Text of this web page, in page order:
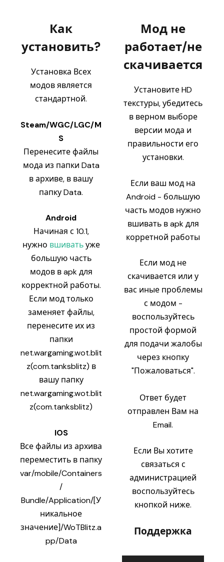
Как
установить?
Установка Всех
модов является
стандартной.
Steam/WGC/LGC/M
S
Перенесите файлы
мода из папки Data
в архиве, в вашу
папку Data.
Android
Начиная с 10.1,
нужно вшиватьуже
большую часть
модов в apk для
корректной работы.
Если мод только
заменяет файлы,
перенесите их из
папки
net.wargaming.wot.blit
z(com.tanksblitz) в
вашу папку
net.wargaming.wot.blit
z(com.tanksblitz)
IOS
Все файлы из архива
переместить в папку
var/mobile/Containers
/
Bundle/Application/[У
никальное
значение]/WoTBlitz.a
pp/Data
Мод не
работает/не
скачивается
Установите HD
текстуры, убедитесь
в верном выборе
версии мода и
правильности его
установки.
Если ваш мод на
Android - большую
часть модов нужно
вшивать в apk для
корретной работы
Если мод не
скачивается или у
вас иные проблемы
с модом -
воспользуйтесь
простой формой
для подачи жалобы
через кнопку
"Пожаловаться".
Ответ будет
отправлен Вам на
Email.
Если Вы хотите
связаться с
администрацией
воспользуйтесь
кнопкой ниже.
Поддержка